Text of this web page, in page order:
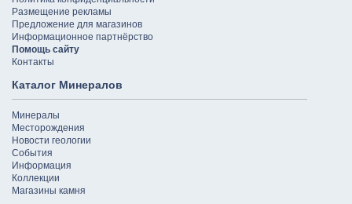
Размещение рекламы
Предложение для магазинов
Информационное партнёрство
Помощь сайту
Контакты
Каталог Минералов
Минералы
Месторождения
Новости геологии
События
Информация
Коллекции
Магазины камня